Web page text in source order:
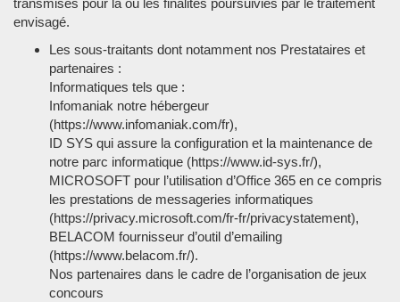
transmises pour la ou les finalités poursuivies par le traitement
envisagé.
Les sous-traitants dont notamment nos Prestataires et
partenaires :
Informatiques tels que :
Infomaniak notre hébergeur
(https://www.infomaniak.com/fr),
ID SYS qui assure la configuration et la maintenance de
notre parc informatique (https://www.id-sys.fr/),
MICROSOFT pour l’utilisation d’Office 365 en ce compris
les prestations de messageries informatiques
(https://privacy.microsoft.com/fr-fr/privacystatement),
BELACOM fournisseur d’outil d’emailing
(https://www.belacom.fr/).
Nos partenaires dans le cadre de l’organisation de jeux
concours